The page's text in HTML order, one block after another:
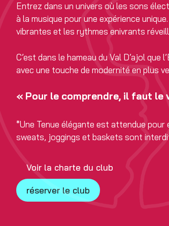
Entrez dans un univers où les sons
à la musique pour une expérience
vibrantes et les rythmes enivrants
C’est dans le hameau du Val D’ajol
avec une touche de modernité en plus
« Pour le comprendre, il faut le
*Une Tenue élégante est attendue
sweats, joggings et baskets sont
Voir la charte du club
réserver le club